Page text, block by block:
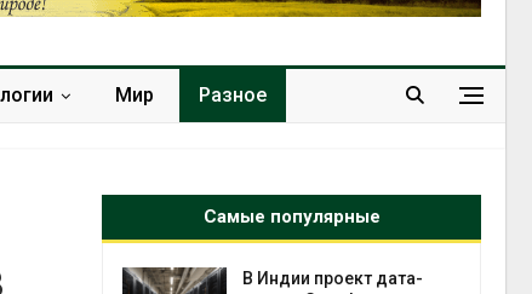
Мир Разное
Самые популярные
В Индии проект дата-